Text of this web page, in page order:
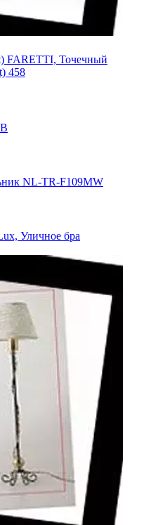
FARETTI, Точечный
458
NL-TR-F109MW
Уличное бра